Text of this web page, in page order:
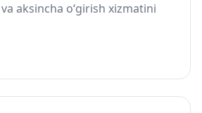
aksincha o‘girish xizmatini